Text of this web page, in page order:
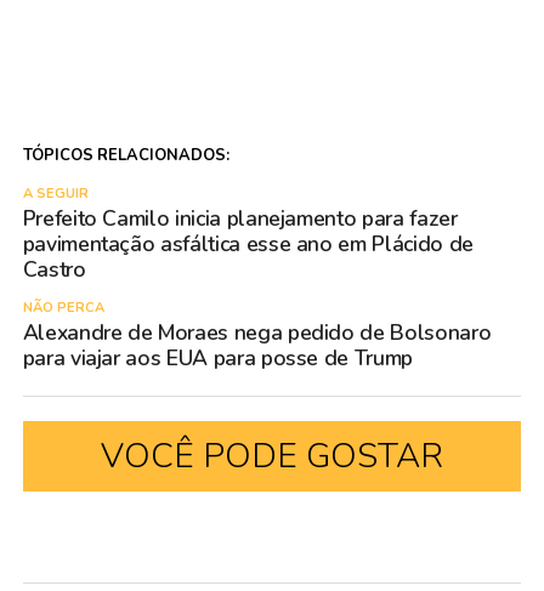
TÓPICOS RELACIONADOS:
A SEGUIR
Prefeito Camilo inicia planejamento para fazer
pavimentação asfáltica esse ano em Plácido de
Castro
NÃO PERCA
Alexandre de Moraes nega pedido de Bolsonaro
para viajar aos EUA para posse de Trump
VOCÊ PODE GOSTAR